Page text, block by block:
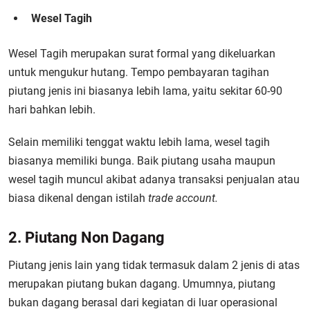
Wesel Tagih
Wesel Tagih merupakan surat formal yang dikeluarkan
untuk mengukur hutang. Tempo pembayaran tagihan
piutang jenis ini biasanya lebih lama, yaitu sekitar 60-90
hari bahkan lebih.
Selain memiliki tenggat waktu lebih lama, wesel tagih
biasanya memiliki bunga. Baik piutang usaha maupun
wesel tagih muncul akibat adanya transaksi penjualan atau
biasa dikenal dengan istilah trade account.
2. Piutang Non Dagang
Piutang jenis lain yang tidak termasuk dalam 2 jenis di atas
merupakan piutang bukan dagang. Umumnya, piutang
bukan dagang berasal dari kegiatan di luar operasional